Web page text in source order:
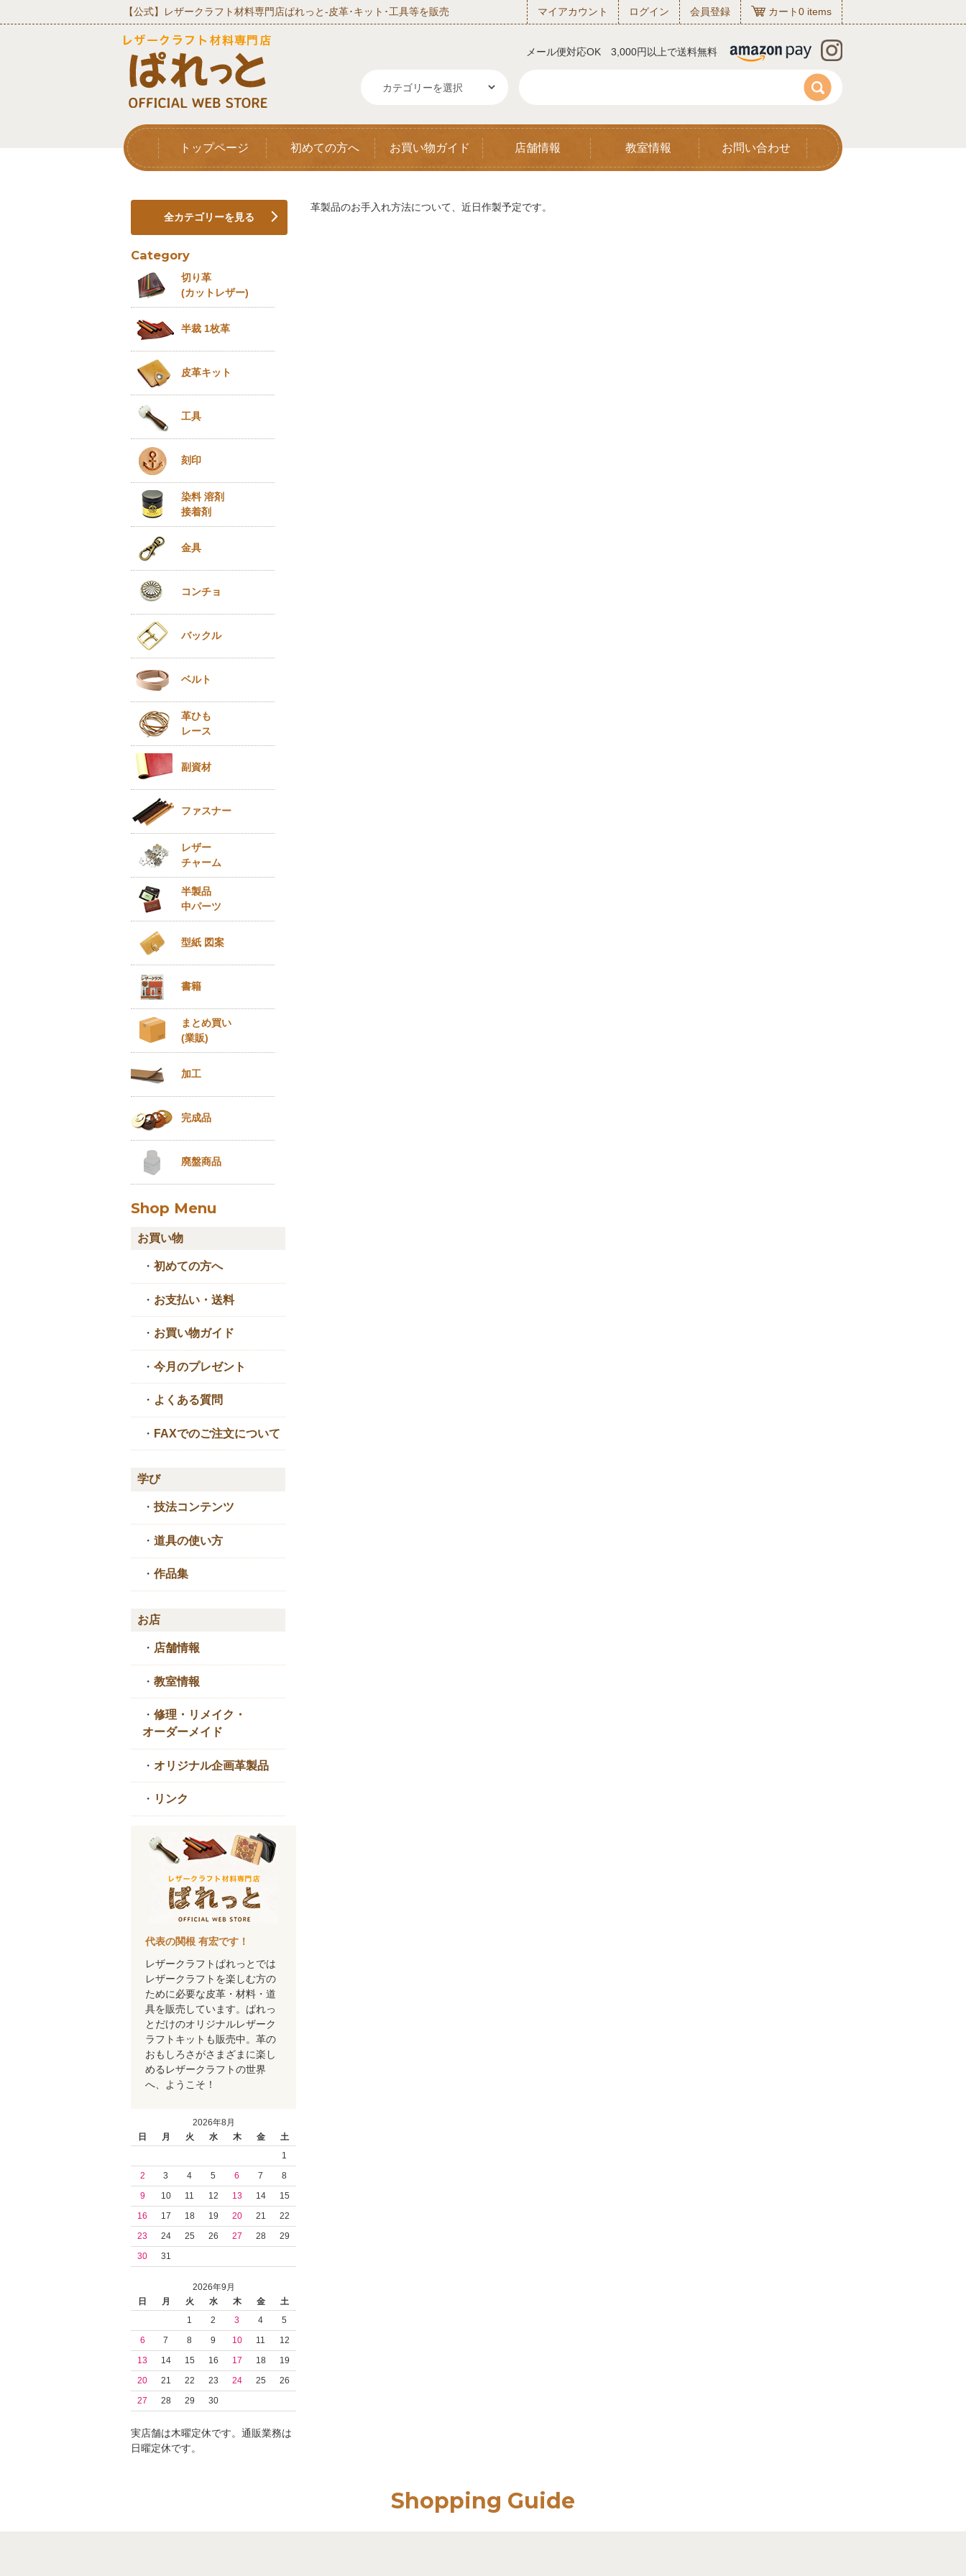
【公式】レザークラフト材料専門店ぱれっと‐皮革･キット･工具等を販売 マイアカウント ログイン 会員登録 カート0 items
メール便対応OK 3,000円以上で送料無料
トップページ 初めての方へ お買い物ガイド 店舗情報 教室情報 お問い合わせ
革製品のお手入れ方法について、近日作製予定です。
全カテゴリーを見る
Category
切り革
(カットレザー)
半裁 1枚革
皮革キット
工具
刻印
染料 溶剤
接着剤
金具
コンチョ
バックル
ベルト
革ひも
レース
副資材
ファスナー
レザー
チャーム
半製品
中パーツ
型紙 図案
書籍
まとめ買い
(業販)
加工
完成品
廃盤商品
Shop Menu
お買い物
・ 初めての方へ
・ お支払い・送料
・ お買い物ガイド
・ 今月のプレゼント
・ よくある質問
・ FAXでのご注文について
学び
・ 技法コンテンツ
・ 道具の使い方
・ 作品集
お店
・ 店舗情報
・ 教室情報
・ 修理・リメイク・
オーダーメイド
・ オリジナル企画革製品
・ リンク
代表の関根 有宏です！
レザークラフトぱれっとでは
レザークラフトを楽しむ方の
ために必要な皮革・材料・道
具を販売しています。ぱれっ
とだけのオリジナルレザーク
ラフトキットも販売中。革の
おもしろさがさまざまに楽し
めるレザークラフトの世界
へ、ようこそ！
2026年8月
日
月 火 水 木 金
土
1
2
3 4 5 6 7
8
9
10 11 12 13 14
15
16
17 18 19 20 21
22
23
24 25 26 27 28
29
30
31
2026年9月
日
月 火 水 木 金
土
1
2 3 4
5
6
7 8 9 10 11
12
13
14 15 16 17 18
19
20
21 22 23 24 25
26
27
28 29 30
実店舗は木曜定休です。通販業務は
日曜定休です。
Shopping Guide